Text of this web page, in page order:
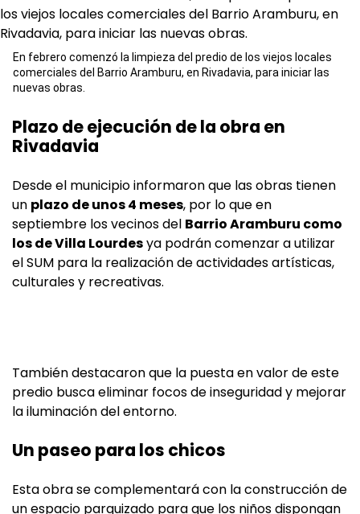
En febrero comenzó la limpieza del predio de los viejos locales
comerciales del Barrio Aramburu, en Rivadavia, para iniciar las
nuevas obras.
Plazo de ejecución de la obra en
Rivadavia
Desde el municipio informaron que las obras tienen
un plazo de unos 4 meses, por lo que en
septiembre los vecinos del Barrio Aramburu como
los de Villa Lourdesya podrán comenzar a utilizar
el SUM para la realización de actividades artísticas,
culturales y recreativas.
También destacaron que la puesta en valor de este
predio busca eliminar focos de inseguridad y mejorar
la iluminación del entorno.
Un paseo para los chicos
Esta obra se complementará con la construcción de
un espacio parquizado para que los niños dispongan